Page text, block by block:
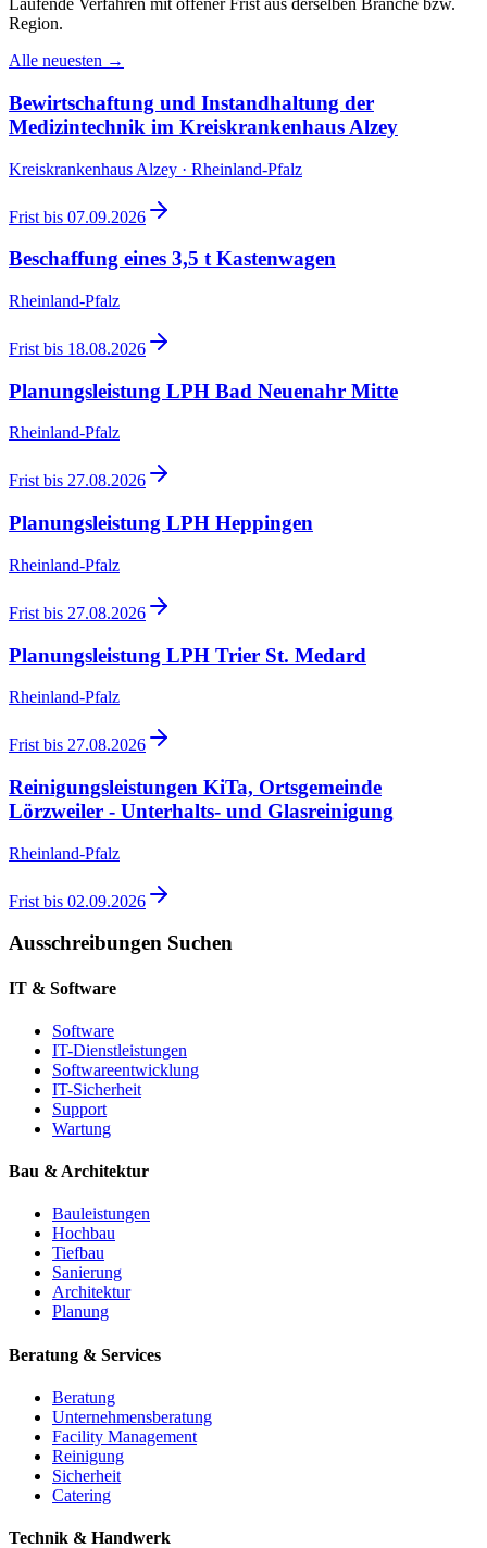
Laufende Verfahren mit offener Frist aus derselben Branche bzw.
Region.
Alle neuesten →
Bewirtschaftung und Instandhaltung der
Medizintechnik im Kreiskrankenhaus Alzey
Kreiskrankenhaus Alzey · Rheinland-Pfalz
Frist bis 07.09.2026
Beschaffung eines 3,5 t Kastenwagen
Rheinland-Pfalz
Frist bis 18.08.2026
Planungsleistung LPH Bad Neuenahr Mitte
Rheinland-Pfalz
Frist bis 27.08.2026
Planungsleistung LPH Heppingen
Rheinland-Pfalz
Frist bis 27.08.2026
Planungsleistung LPH Trier St. Medard
Rheinland-Pfalz
Frist bis 27.08.2026
Reinigungsleistungen KiTa, Ortsgemeinde
Lörzweiler - Unterhalts- und Glasreinigung
Rheinland-Pfalz
Frist bis 02.09.2026
Ausschreibungen Suchen
IT & Software
Software
IT-Dienstleistungen
Softwareentwicklung
IT-Sicherheit
Support
Wartung
Bau & Architektur
Bauleistungen
Hochbau
Tiefbau
Sanierung
Architektur
Planung
Beratung & Services
Beratung
Unternehmensberatung
Facility Management
Reinigung
Sicherheit
Catering
Technik & Handwerk